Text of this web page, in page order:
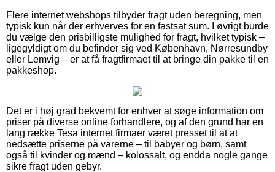
Flere internet webshops tilbyder fragt uden beregning, men
typisk kun når der erhverves for en fastsat sum. I øvrigt burde
du vælge den prisbilligste mulighed for fragt, hvilket typisk –
ligegyldigt om du befinder sig ved København, Nørresundby
eller Lemvig – er at få fragtfirmaet til at bringe din pakke til en
pakkeshop.
Det er i høj grad bekvemt for enhver at søge information om
priser på diverse online forhandlere, og af den grund har en
lang række Tesa internet firmaer været presset til at at
nedsætte priserne på varerne – til babyer og børn, samt
også til kvinder og mænd – kolossalt, og endda nogle gange
sikre fragt uden gebyr.